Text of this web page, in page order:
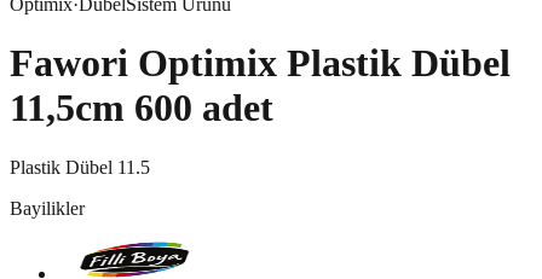
Fawori Optimix Plastik Dübel
11,5cm 600 adet
Plastik Dübel 11.5
Bayilikler